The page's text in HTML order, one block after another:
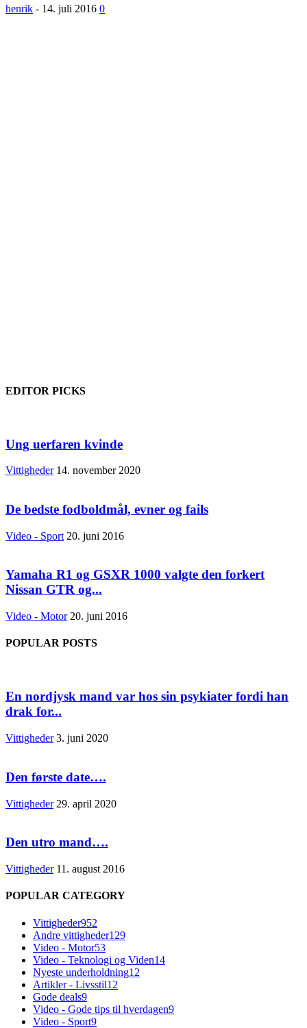
henrik - 14. juli 2016 0
EDITOR PICKS
Ung uerfaren kvinde
Vittigheder 14. november 2020
De bedste fodboldmål, evner og fails
Video - Sport 20. juni 2016
Yamaha R1 og GSXR 1000 valgte den forkert
Nissan GTR og...
Video - Motor 20. juni 2016
POPULAR POSTS
En nordjysk mand var hos sin psykiater fordi han
drak for...
Vittigheder 3. juni 2020
Den første date….
Vittigheder 29. april 2020
Den utro mand….
Vittigheder 11. august 2016
POPULAR CATEGORY
Vittigheder952
Andre vittigheder129
Video - Motor53
Video - Teknologi og Viden14
Nyeste underholdning12
Artikler - Livsstil12
Gode deals9
Video - Gode tips til hverdagen9
Video - Sport9